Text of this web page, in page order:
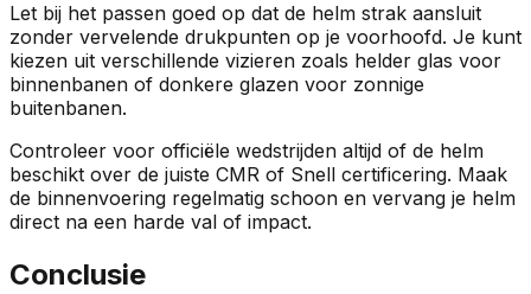
Let bij het passen goed op dat de helm strak aansluit
zonder vervelende drukpunten op je voorhoofd. Je kunt
kiezen uit verschillende vizieren zoals helder glas voor
binnenbanen of donkere glazen voor zonnige
buitenbanen.
Controleer voor officiële wedstrijden altijd of de helm
beschikt over de juiste CMR of Snell certificering. Maak
de binnenvoering regelmatig schoon en vervang je helm
direct na een harde val of impact.
Conclusie